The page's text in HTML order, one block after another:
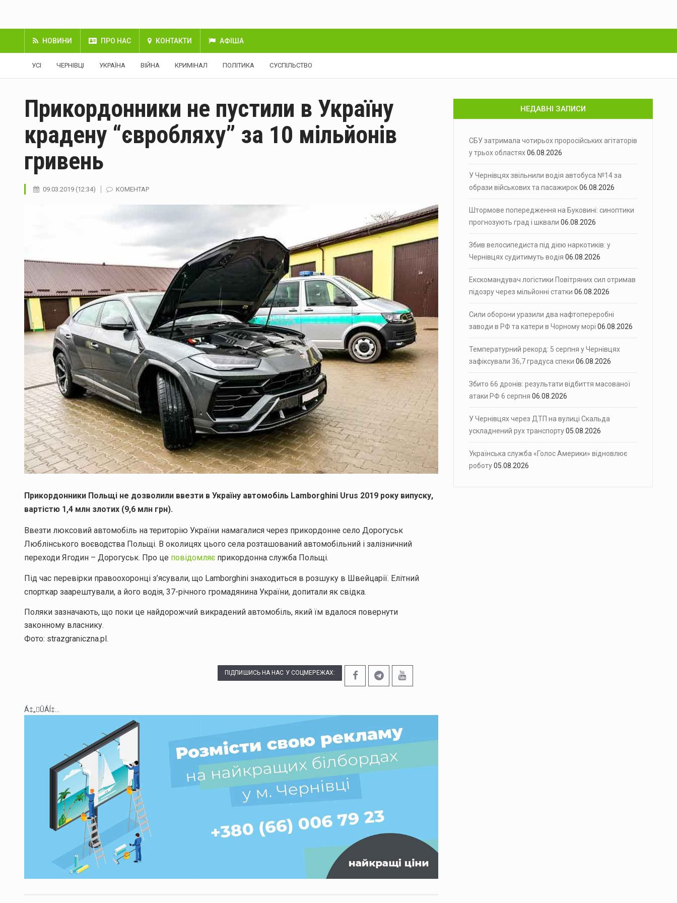
НОВИНИ ПРО НАС КОНТАКТИ АФІША
УСІ ЧЕРНІВЦІ УКРАЇНА ВІЙНА КРИМІНАЛ ПОЛІТИКА СУСПІЛЬСТВО
Прикордонники не пустили в Україну
крадену “євробляху” за 10 мільйонів
гривень
09.03.2019 (12:34) КОМЕНТАР
Прикордонники Польщі не дозволили ввезти в Україну автомобіль Lamborghini Urus 2019 року випуску,
вартістю 1,4 млн злотих (9,6 млн грн).
Ввезти люксовий автомобіль на територію України намагалися через прикордонне село Дорогуськ
Люблінського воєводства Польщі. В околицях цього села розташований автомобільний і залізничний
переходи Ягодин – Дорогуськ. Про це повідомляє прикордонна служба Польщі.
Під час перевірки правоохоронці з’ясували, що Lamborghini знаходиться в розшуку в Швейцарії. Елітний
спорткар заарештували, а його водія, 37-річного громадянина України, допитали як свідка.
Поляки зазначають, що поки це найдорожчий викрадений автомобіль, який їм вдалося повернути
законному власнику.
Фото: strazgraniczna.pl.
ПІДПИШИСЬ НА НАС У СОЦМЕРЕЖАХ:
Á‡„ÛÁÍ‡...
НЕДАВНІ ЗАПИСИ
СБУ затримала чотирьох проросійських агітаторів
у трьох областях06.08.2026
У Чернівцях звільнили водія автобуса №14 за
образи військових та пасажирок06.08.2026
Штормове попередження на Буковині: синоптики
прогнозують град і шквали 06.08.2026
Збив велосипедиста під дією наркотиків: у
Чернівцях судитимуть водія 06.08.2026
Екскомандувач логістики Повітряних сил отримав
підозру через мільйонні статки 06.08.2026
Сили оборони уразили два нафтопереробні
заводи в РФ та катери в Чорному морі 06.08.2026
Температурний рекорд: 5 серпня у Чернівцях
зафіксували 36,7 градуса спеки 06.08.2026
Збито 66 дронів: результати відбиття масованої
атаки РФ 6 серпня 06.08.2026
У Чернівцях через ДТП на вулиці Скальда
ускладнений рух транспорту05.08.2026
Українська служба «Голос Америки» відновлює
роботу05.08.2026